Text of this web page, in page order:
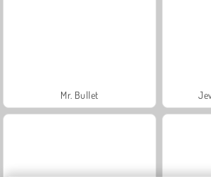
Mr. Bullet